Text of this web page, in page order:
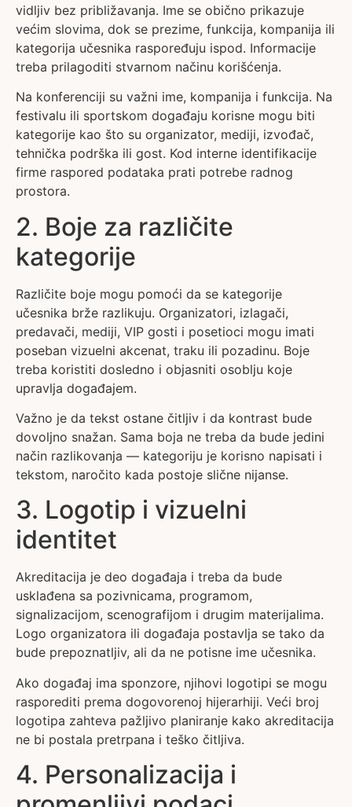
vidljiv bez približavanja. Ime se obično prikazuje
većim slovima, dok se prezime, funkcija, kompanija ili
kategorija učesnika raspoređuju ispod. Informacije
treba prilagoditi stvarnom načinu korišćenja.
Na konferenciji su važni ime, kompanija i funkcija. Na
festivalu ili sportskom događaju korisne mogu biti
kategorije kao što su organizator, mediji, izvođač,
tehnička podrška ili gost. Kod interne identifikacije
firme raspored podataka prati potrebe radnog
prostora.
2. Boje za različite
kategorije
Različite boje mogu pomoći da se kategorije
učesnika brže razlikuju. Organizatori, izlagači,
predavači, mediji, VIP gosti i posetioci mogu imati
poseban vizuelni akcenat, traku ili pozadinu. Boje
treba koristiti dosledno i objasniti osoblju koje
upravlja događajem.
Važno je da tekst ostane čitljiv i da kontrast bude
dovoljno snažan. Sama boja ne treba da bude jedini
način razlikovanja — kategoriju je korisno napisati i
tekstom, naročito kada postoje slične nijanse.
3. Logotip i vizuelni
identitet
Akreditacija je deo događaja i treba da bude
usklađena sa pozivnicama, programom,
signalizacijom, scenografijom i drugim materijalima.
Logo organizatora ili događaja postavlja se tako da
bude prepoznatljiv, ali da ne potisne ime učesnika.
Ako događaj ima sponzore, njihovi logotipi se mogu
rasporediti prema dogovorenoj hijerarhiji. Veći broj
logotipa zahteva pažljivo planiranje kako akreditacija
ne bi postala pretrpana i teško čitljiva.
4. Personalizacija i